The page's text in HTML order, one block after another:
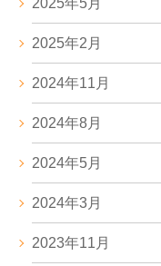
2025年5月
2025年2月
2024年11月
2024年8月
2024年5月
2024年3月
2023年11月